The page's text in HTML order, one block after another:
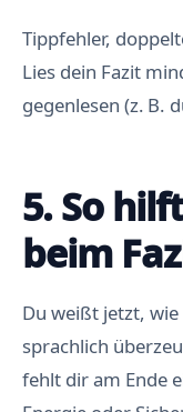
Tippfehler,
Lies dein Fazit
gegenlesen (z. B.
5. So
beim
Du weißt jetzt,
sprachlich
fehlt dir am Ende